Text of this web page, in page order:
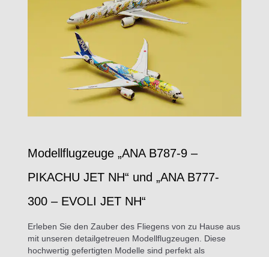
Modellflugzeuge „ANA B787-9 –
PIKACHU JET NH“ und „ANA B777-
300 – EVOLI JET NH“
Erleben Sie den Zauber des Fliegens von zu Hause aus
mit unseren detailgetreuen Modellflugzeugen. Diese
hochwertig gefertigten Modelle sind perfekt als